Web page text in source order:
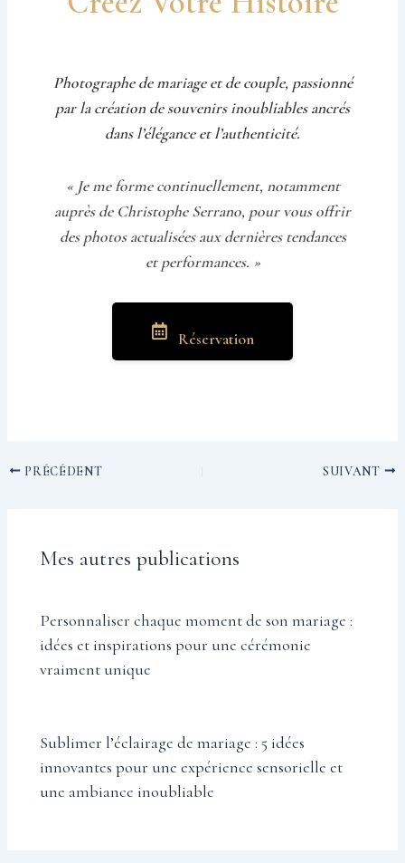
Photographe de mariage et de couple, passionné
par la création de souvenirs inoubliables ancrés
dans l’élégance et l’authenticité.
« Je me forme continuellement, notamment
auprès de Christophe Serrano, pour vous offrir
des photos actualisées aux dernières tendances
et performances. »
Réservation
PRÉCÉDENT SUIVANT
Mes autres publications
Personnaliser chaque moment de son mariage :
idées et inspirations pour une cérémonie
vraiment unique
Sublimer l’éclairage de mariage : 5 idées
innovantes pour une expérience sensorielle et
une ambiance inoubliable